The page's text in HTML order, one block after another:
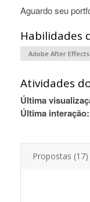
Aguardo seu
Habilidades
Adobe After Effects
Atividades
Última
Última interação:
Propostas (17)